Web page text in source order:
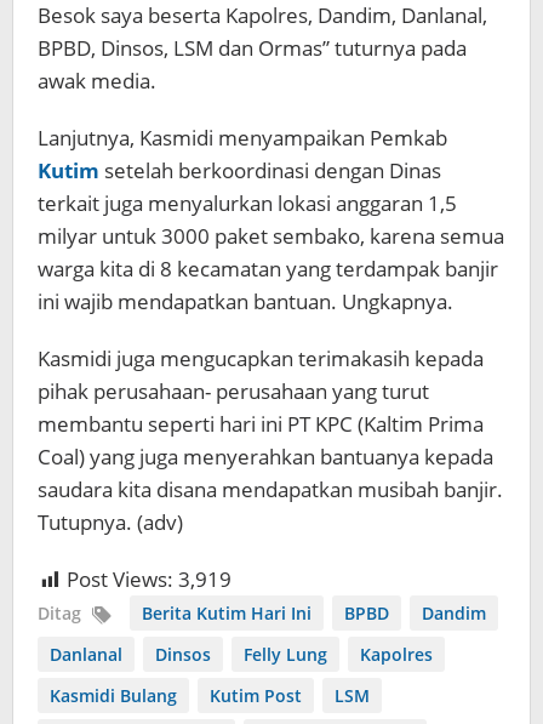
Besok saya beserta Kapolres, Dandim, Danlanal,
BPBD, Dinsos, LSM dan Ormas” tuturnya pada
awak media.
Lanjutnya, Kasmidi menyampaikan Pemkab
Kutim setelah berkoordinasi dengan Dinas
terkait juga menyalurkan lokasi anggaran 1,5
milyar untuk 3000 paket sembako, karena semua
warga kita di 8 kecamatan yang terdampak banjir
ini wajib mendapatkan bantuan. Ungkapnya.
Kasmidi juga mengucapkan terimakasih kepada
pihak perusahaan- perusahaan yang turut
membantu seperti hari ini PT KPC (Kaltim Prima
Coal) yang juga menyerahkan bantuanya kepada
saudara kita disana mendapatkan musibah banjir.
Tutupnya. (adv)
Post Views: 3,919
Ditag Berita Kutim Hari Ini BPBD
Dandim
Danlanal
Dinsos Felly Lung
Kapolres
Kasmidi Bulang
Kutim Post LSM